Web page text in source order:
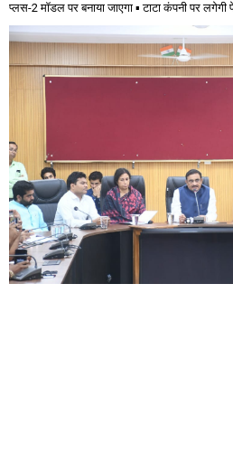
प्लस-2 मॉडल पर बनाया जाएगा ▪️ टाटा कंपनी पर लगेगी